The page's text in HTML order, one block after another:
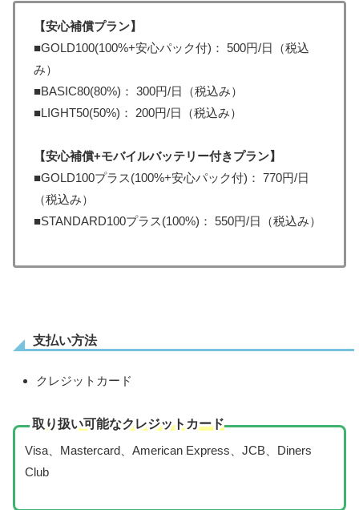
【安心補償プラン】
■GOLD100(100%+安心パック付)： 500円/日（税込
み）
■BASIC80(80%)： 300円/日（税込み）
■LIGHT50(50%)： 200円/日（税込み）
【安心補償+モバイルバッテリー付きプラン】
■GOLD100プラス(100%+安心パック付)： 770円/日
（税込み）
■STANDARD100プラス(100%)： 550円/日（税込み）
支払い方法
クレジットカード
取り扱い可能なクレジットカード
Visa、Mastercard、American Express、JCB、Diners
Club